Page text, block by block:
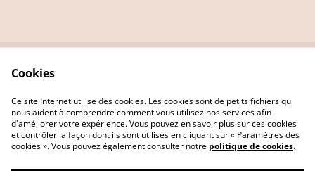
Privacy Policy
Cookie Policy
Cookies
Ce site Internet utilise des cookies. Les cookies sont de petits fichiers qui
nous aident à comprendre comment vous utilisez nos services afin
d'améliorer votre expérience. Vous pouvez en savoir plus sur ces cookies
et contrôler la façon dont ils sont utilisés en cliquant sur « Paramètres des
cookies ». Vous pouvez également consulter notre politique de cookies.